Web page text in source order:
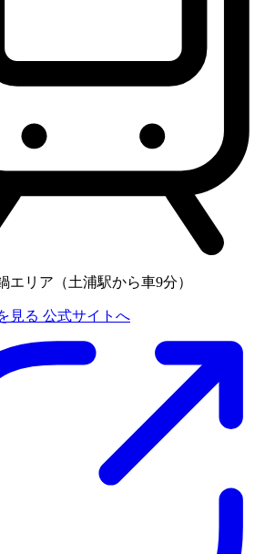
エリア（土浦駅から車9分）
見る 公式サイトへ